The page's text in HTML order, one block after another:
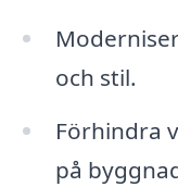
och stil.
Förhindra
på